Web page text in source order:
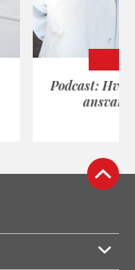
Podcast: